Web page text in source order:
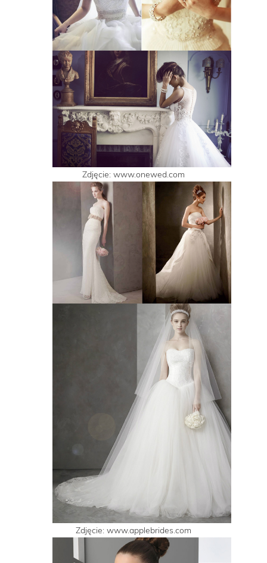
Zdjęcie: www.onewed.com
Zdjęcie: www.applebrides.com